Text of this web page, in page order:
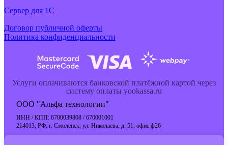
Cервер для 1С
Договор публичной оферты
Политика конфиденциальности
Услуги оплачиваются банковской платёжной картой через
систему оплаты yookassa.ru
ООО "Альфа технологии"
ИНН / КПП: 6700039808 / 670001001
214013, РФ, г. Смоленск, ул. Николаева, д. 51, офис ф26